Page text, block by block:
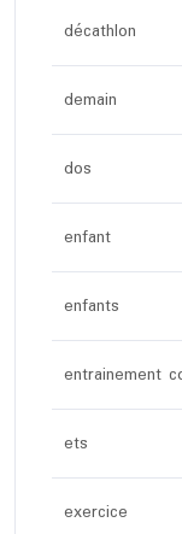
décathlon
demain
dos
enfant
enfants
entrainement
ets
exercice